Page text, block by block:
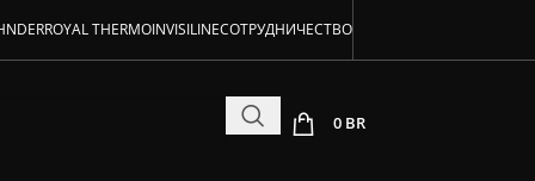
под заказ
ROYAL THERMOINVISILINEСОТРУДНИЧЕСТВО
0 BR